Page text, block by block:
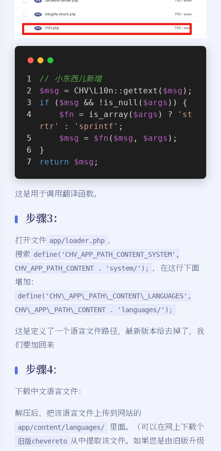
// 小东西儿新增
$msg
= CHV\L10n::gettext( $msg );
if ( $msg && !is_null( $args )) {
$fn = is_array( $args ) ?
'st
rtr'
: 'sprintf' ;
$msg
= $fn ( $msg , $args );
}
return
$msg ;
这是用于调用翻译函数。
步骤3：
打开文件 app/loader.php ，
搜索 define('CHV_APP_PATH_CONTENT_SYSTEM',
CHV_APP_PATH_CONTENT . 'system/');
，在这行下面
增加：
define('CHV\_APP\_PATH\_CONTENT\_LANGUAGES',
CHV\_APP\_PATH\_CONTENT . 'languages/');
这是定义了一个语言文件路径，最新版本给去掉了，我
们要加回来
步骤4:
下载中文语言文件：
解压后，把该语言文件上传到网站的
app/content/languages/ 里面。（可以在网上下载个
旧版chevereto 从中提取该文件。如果您是由旧版升级